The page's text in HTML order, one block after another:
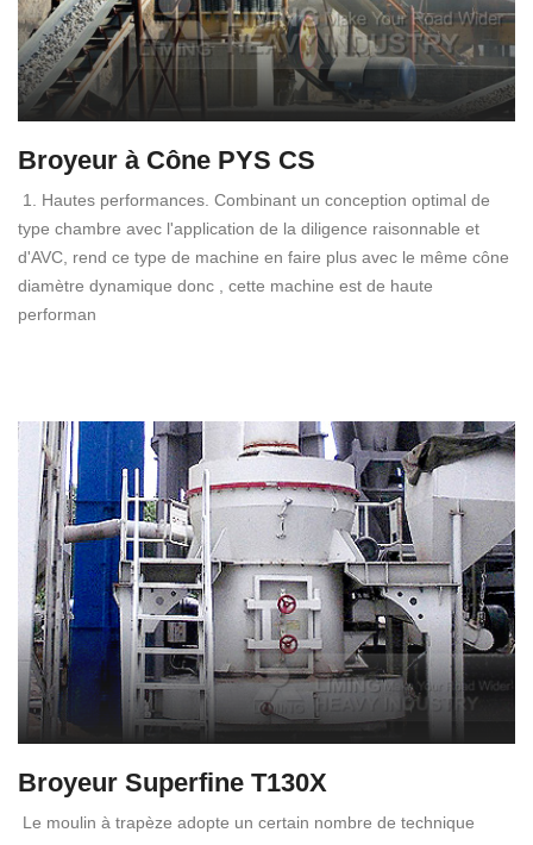
Broyeur à Cône PYS CS
1. Hautes performances. Combinant un conception optimal de
type chambre avec l'application de la diligence raisonnable et
d'AVC, rend ce type de machine en faire plus avec le même cône
diamètre dynamique donc , cette machine est de haute
performan
Broyeur Superfine T130X
Le moulin à trapèze adopte un certain nombre de technique